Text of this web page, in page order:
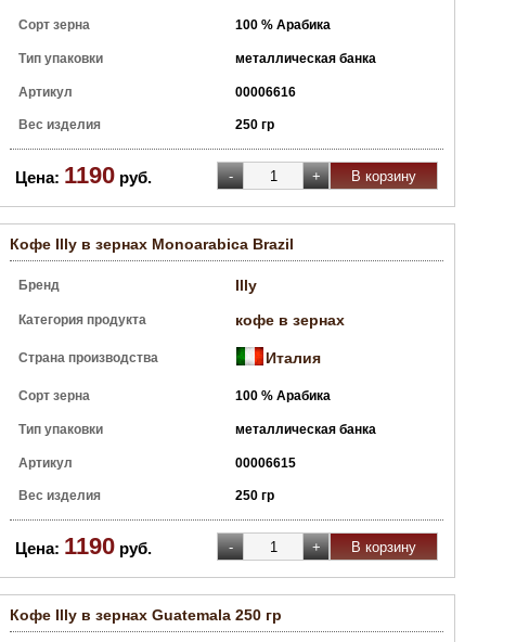
Сорт зерна 100 % Арабика
Тип упаковки металлическая банка
Артикул 00006616
Вес изделия 250 гр
Цена: 1190 руб.
Кофе Illy в зернах Monoarabica Brazil
Бренд Illy
Категория продукта кофе в зернах
Страна производства Италия
Сорт зерна 100 % Арабика
Тип упаковки металлическая банка
Артикул 00006615
Вес изделия 250 гр
Цена: 1190 руб.
Кофе Illy в зернах Guatemala 250 гр